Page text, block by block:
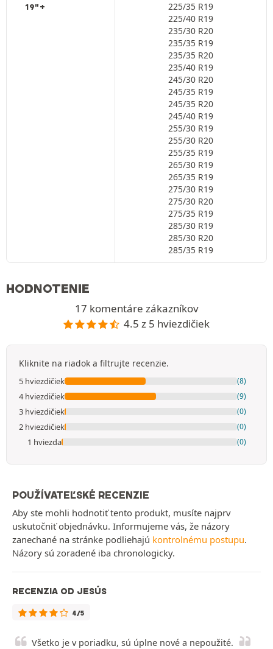
19"+
225/35 R19
225/40 R19
235/30 R20
235/35 R19
235/35 R20
235/40 R19
245/30 R20
245/35 R19
245/35 R20
245/40 R19
255/30 R19
255/30 R20
255/35 R19
265/30 R19
265/35 R19
275/30 R19
275/30 R20
275/35 R19
285/30 R19
285/30 R20
285/35 R19
HODNOTENIE
17 komentáre zákazníkov
4.5 z 5 hviezdičiek
Kliknite na riadok a filtrujte recenzie.
5 hviezdičiek (8)
4 hviezdičiek (9)
3 hviezdičiek (0)
2 hviezdičiek (0)
1 hviezda (0)
POUŽÍVATEĽSKÉ RECENZIE
Aby ste mohli hodnotiť tento produkt, musíte najprv
uskutočniť objednávku. Informujeme vás, že názory
zanechané na stránke podliehajú kontrolnému postupu.
Názory sú zoradené iba chronologicky.
RECENZIA OD JESÚS
4/5
Všetko je v poriadku, sú úplne nové a nepoužité.